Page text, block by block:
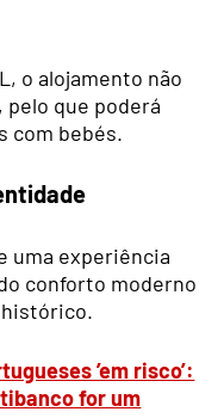
o alojamento não
que poderá
com bebés.
uma experiência
conforto moderno
’em risco’:
for um